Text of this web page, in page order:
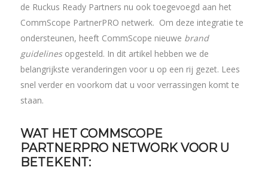
de Ruckus Ready Partners nu ook toegevoegd aan het
CommScope PartnerPRO netwerk. Om deze integratie te
ondersteunen, heeft CommScope nieuwe brand
guidelinesopgesteld. In dit artikel hebben we de
belangrijkste veranderingen voor u op een rij gezet. Lees
snel verder en voorkom dat u voor verrassingen komt te
staan.
WAT HET COMMSCOPE
PARTNERPRO NETWORK VOOR U
BETEKENT: